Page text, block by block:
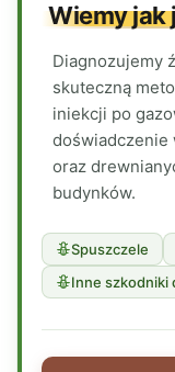
Wiemy jak
Diagnozujemy
skuteczną
iniekcji po
doświadczenie
oraz
budynków.
Spuszczele
Inne szkodniki